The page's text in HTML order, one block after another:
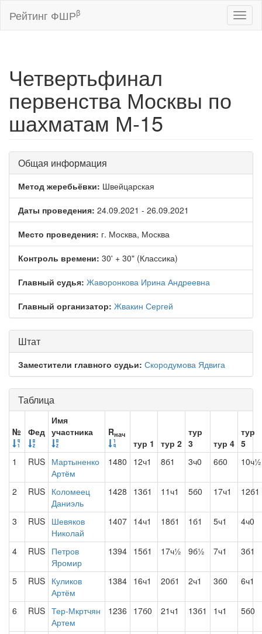
Рейтинг ФШРβ
Четвертьфинал
первенства Москвы по
шахматам М-15
Общая информация
Метод жеребьёвки: Швейцарская
Даты проведения: 24.09.2021 - 26.09.2021
Место проведения: г. Москва, Москва
Контроль времени: 30' + 30" (Классика)
Главный судья: Жаворонкова Ирина Андреевна
Главный организатор: Жвакин Сергей
Штат
Заместители главного судьи: Скородумова Ядвига
Таблица
№ Фед
Имя
участника
Rнач
тур 1 тур 2
тур
3
тур 4
тур
5
1
RUS Мартыненко
Артём
1480 12ч1 8б1 3ч0 6б0 10ч½
2 RUS Коломеец
Даниэль
1428 13б1 11ч1 5б0 17ч1 12б1
3 RUS Шевяков
Николай
1407 14ч1 18б1 1б1 5ч1 4ч0
4 RUS Петров
Яромир
1394 15б1 17ч½ 9б½ 7ч1 3б1
5 RUS Куликов
Артём
1384 16ч1 20б1 2ч1 3б0 6ч1
6 RUS Тер-Мкртчян
Артем
1236 17б0 21ч1 13б1 1ч1 5б0